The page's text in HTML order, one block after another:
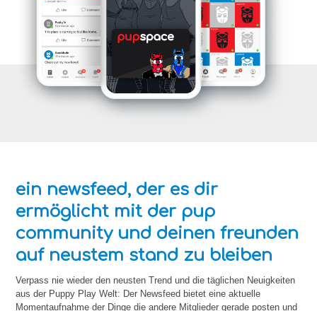
ein newsfeed, der es dir
ermöglicht mit der pup
community und deinen freunden
auf neustem stand zu bleiben
Verpass nie wieder den neusten Trend und die täglichen Neuigkeiten
aus der Puppy Play Welt: Der Newsfeed bietet eine aktuelle
Momentaufnahme der Dinge die andere Mitglieder gerade posten und